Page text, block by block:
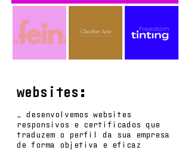
websites:
_ desenvolvemos websites
responsivos e certificados que
traduzem o perfil da sua empresa
de forma objetiva e eficaz